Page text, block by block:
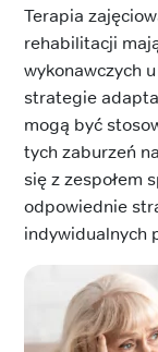
Terapia
rehabilitacji
wykonawczych
strategie
mogą być
tych zaburzeń
się z zespołem
odpowiednie
indywidualnych